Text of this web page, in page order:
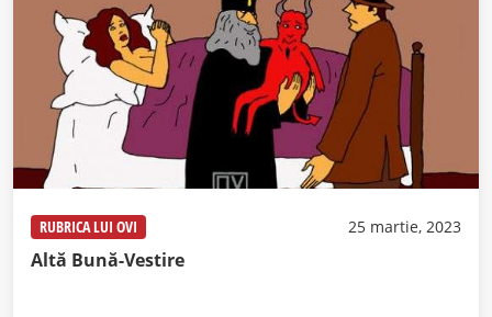
RUBRICA LUI OVI 25 martie, 2023
Altă Bună-Vestire